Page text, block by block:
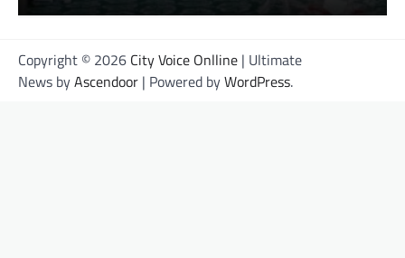
Copyright © 2026 City Voice Onlline | Ultimate
News byAscendoor | Powered byWordPress.